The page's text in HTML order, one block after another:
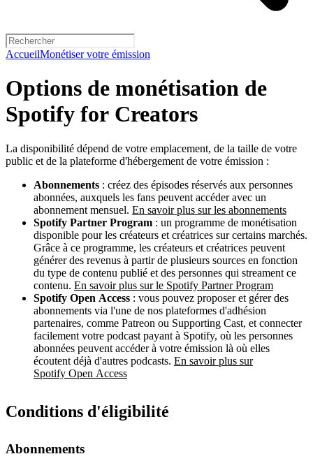
AccueilMonétiser votre émission
Options de monétisation de
Spotify for Creators
La disponibilité dépend de votre emplacement, de la taille de votre
public et de la plateforme d'hébergement de votre émission :
Abonnements : créez des épisodes réservés aux personnes
abonnées, auxquels les fans peuvent accéder avec un
abonnement mensuel. En savoir plus sur les abonnements
Spotify Partner Program : un programme de monétisation
disponible pour les créateurs et créatrices sur certains marchés.
Grâce à ce programme, les créateurs et créatrices peuvent
générer des revenus à partir de plusieurs sources en fonction
du type de contenu publié et des personnes qui streament ce
contenu. En savoir plus sur le Spotify Partner Program
Spotify Open Access : vous pouvez proposer et gérer des
abonnements via l'une de nos plateformes d'adhésion
partenaires, comme Patreon ou Supporting Cast, et connecter
facilement votre podcast payant à Spotify, où les personnes
abonnées peuvent accéder à votre émission là où elles
écoutent déjà d'autres podcasts. En savoir plus sur
Spotify Open Access
Conditions d'éligibilité
Abonnements